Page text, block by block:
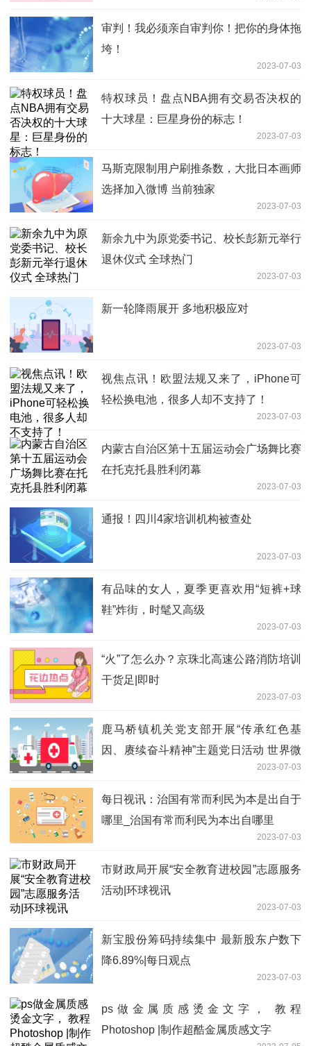
审判！我必须亲自审判你！把你的身体拖
垮！
2023-07-03
特权球员！盘点NBA拥有交易否决权的
十大球星：巨星身份的标志！
2023-07-03
马斯克限制用户刷推条数，大批日本画师
选择加入微博 当前独家
2023-07-03
新余九中为原党委书记、校长彭新元举行
退休仪式 全球热门
2023-07-03
新一轮降雨展开 多地积极应对
2023-07-03
视焦点讯！欧盟法规又来了，iPhone可
轻松换电池，很多人却不支持了！
2023-07-03
内蒙古自治区第十五届运动会广场舞比赛
在托克托县胜利闭幕
2023-07-03
通报！四川4家培训机构被查处
2023-07-03
有品味的女人，夏季更喜欢用“短裤+球
鞋”炸街，时髦又高级
2023-07-03
“火”了怎么办？京珠北高速公路消防培训
干货足|即时
2023-07-03
鹿马桥镇机关党支部开展“传承红色基
因、赓续奋斗精神”主题党日活动 世界微
2023-07-03
每日视讯：治国有常而利民为本是出自于
哪里_治国有常而利民为本出自哪里
2023-07-03
市财政局开展“安全教育进校园”志愿服务
活动|环球视讯
2023-07-03
新宝股份筹码持续集中 最新股东户数下
降6.89%|每日观点
2023-07-03
ps做金属质感烫金文字， 教程
Photoshop |制作超酷金属质感文字